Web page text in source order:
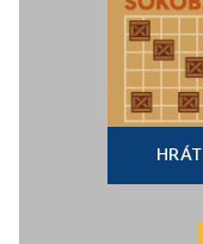
HRÁT